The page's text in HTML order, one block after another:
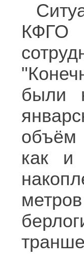
КФГО
были
объём
как и